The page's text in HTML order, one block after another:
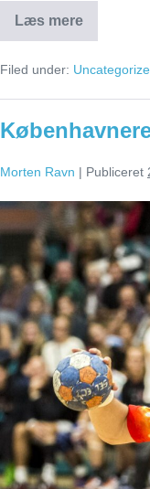
Læs mere
Sådan
ser
ud!
Filed under:
Morten Ravn | Publiceret
Københavneren
Bo
blev
en
legende
i
KIF
Kolding